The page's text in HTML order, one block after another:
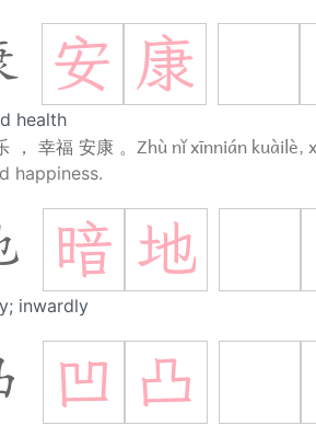
安 康
health
， 幸福 安康 。 Zhù nǐ xīnnián kuàilè,
happiness.
暗 地
inwardly
凹 凸